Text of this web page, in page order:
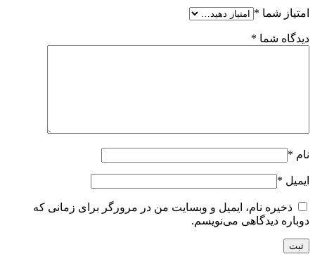
امتیاز شما *
دیدگاه شما *
نام *
ایمیل *
ذخیره نام، ایمیل و وبسایت من در مرورگر برای زمانی که
دوباره دیدگاهی می‌نویسم.